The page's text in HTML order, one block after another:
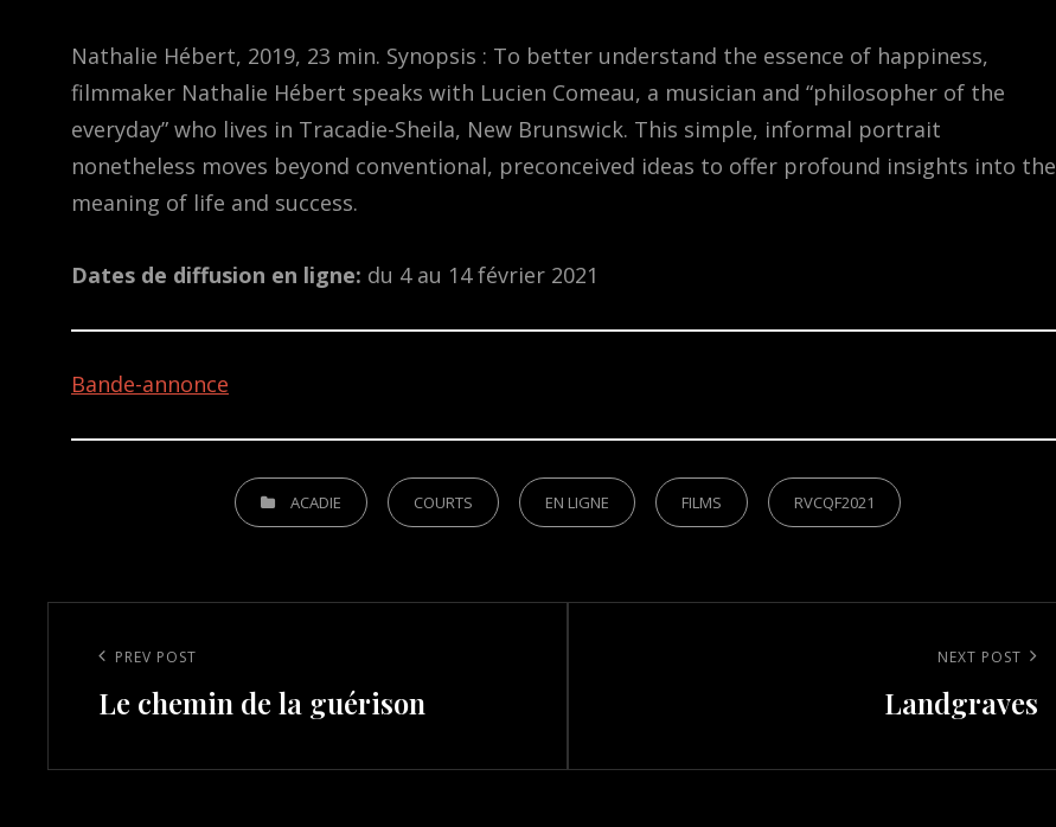
Nathalie Hébert, 2019, 23 min. Synopsis : To better understand the essence of happiness,
filmmaker Nathalie Hébert speaks with Lucien Comeau, a musician and “philosopher of the
everyday” who lives in Tracadie-Sheila, New Brunswick. This simple, informal portrait
nonetheless moves beyond conventional, preconceived ideas to offer profound insights into the
meaning of life and success.
Dates de diffusion en ligne: du 4 au 14 février 2021
Bande-annonce
CATEGORIESACADIE COURTS EN LIGNE FILMS RVCQF2021
navigation
Previous
Post
PREV POST
Le chemin de la guérison
NEXT POST
Landgraves